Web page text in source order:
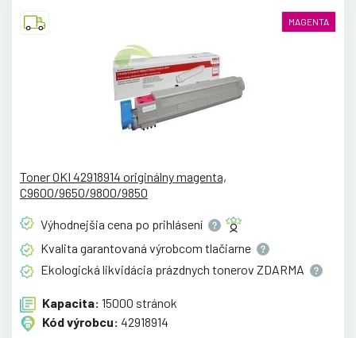
MAGENTA
Toner OKI 42918914 originálny magenta,
C9600/9650/9800/9850
Výhodnejšia cena po prihlásení
Kvalita garantovaná výrobcom tlačiarne
Ekologická likvidácia prázdnych tonerov ZDARMA
Kapacita: 15000 stránok
Kód výrobcu: 42918914